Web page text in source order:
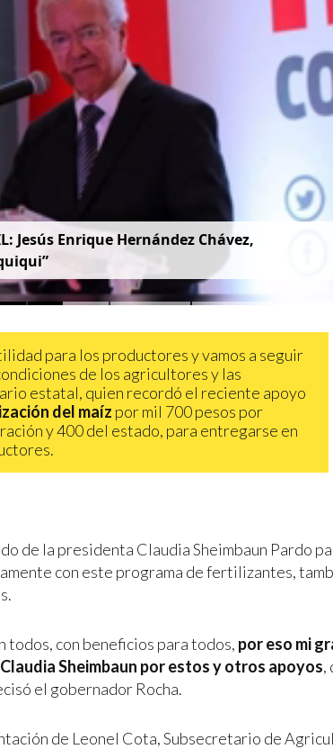
Jesús Enrique Hernández Chávez,
para los productores y vamos a seguir
de los agricultores y las
estatal, quien recordó el reciente apoyo
del maíz por mil 700 pesos por
y 400 del estado, para entregarse en
de la presidenta Claudia Sheimbaun Pardo
con este programa de fertilizantes,
todos, con beneficios para todos, por eso mi
Sheimbaun por estos y otros apoyos,
el gobernador Rocha.
de Leonel Cota, Subsecretario de